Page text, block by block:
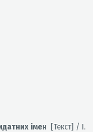
імен [Текст] / І.